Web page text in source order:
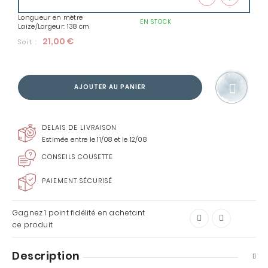
Longueur en mètre
Laize/Largeur: 138 cm
EN STOCK
Soit : 21,00 €
AJOUTER AU PANIER
DELAIS DE LIVRAISON
Estimée entre le 11/08 et le 12/08
CONSEILS COUSETTE
PAIEMENT SÉCURISÉ
Gagnez1 pointfidélité en achetant
ce produit
Description